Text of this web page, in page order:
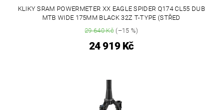
KLIKY SRAM POWERMETER XX EAGLE SPIDER Q174 CL55 DUB
MTB WIDE 175MM BLACK 32Z T-TYPE (STŘED
29 640 Kč(–15 %)
24 919 Kč